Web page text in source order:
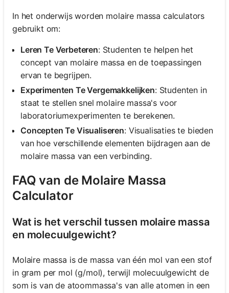
In het onderwijs worden molaire massa calculators
gebruikt om:
Leren Te Verbeteren: Studenten te helpen het
concept van molaire massa en de toepassingen
ervan te begrijpen.
Experimenten Te Vergemakkelijken: Studenten in
staat te stellen snel molaire massa's voor
laboratoriumexperimenten te berekenen.
Concepten Te Visualiseren: Visualisaties te bieden
van hoe verschillende elementen bijdragen aan de
molaire massa van een verbinding.
FAQ van de Molaire Massa
Calculator
Wat is het verschil tussen molaire massa
en molecuulgewicht?
Molaire massa is de massa van één mol van een stof
in gram per mol (g/mol), terwijl molecuulgewicht de
som is van de atoommassa's van alle atomen in een